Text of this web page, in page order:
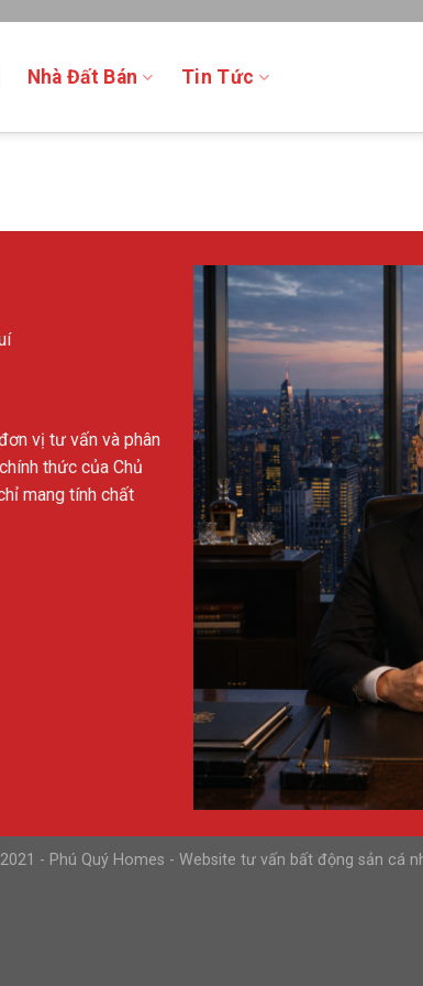
Nhà Đất Bán Tin Tức
vị tư vấn và phân
thức của Chủ
mang tính chất
- Phú Quý Homes - Website tư vấn bất động sản cá